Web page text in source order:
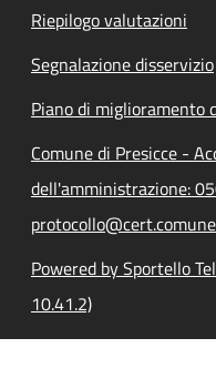
Riepilogo valutazioni
Segnalazione disservizio
Piano di miglioramento
Comune di Presicce -
dell'amministrazione:
Powered by Sportello
10.41.2)